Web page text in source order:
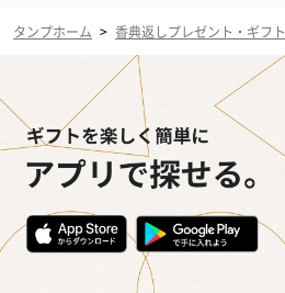
タンプホーム > 香典返しプレゼント・ギフト